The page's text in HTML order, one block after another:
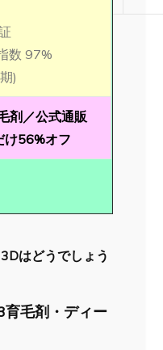
数 97%
)
剤／公式通販
け56%オフ
はどうでしょう
育毛剤・ディー